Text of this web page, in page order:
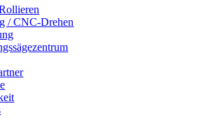
/ CNC-Drehen